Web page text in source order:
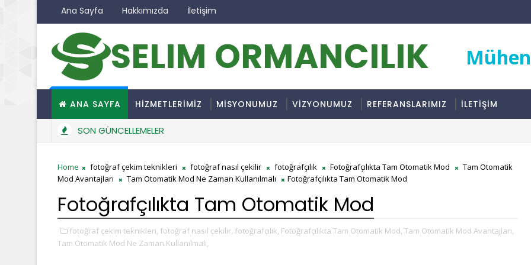
Ana Sayfa Hakkımızda İletişim
SELIM ORMANCILIK
ANA SAYFA HİZMETLERİMİZ MİSYONUMUZ VİZYONUMUZ REFERANSLARIMIZ İLETİŞİM
SON GÜNCELLEMELER
Home fotoğraf çekim teknikleri fotoğraf nasıl çekilir fotoğrafçılık Fotoğrafçılıkta Tam Otomatik Mod
Tam Otomatik
Mod Avantajları
Tam Otomatik Mod Ne Zaman Kullanılmalı Fotoğrafçılıkta Tam Otomatik Mod
Fotoğrafçılıkta Tam Otomatik Mod
fotoğraf çekim teknikleri, fotoğraf nasıl çekilir, fotoğrafçılık, Fotoğrafçılıkta Tam Otomatik Mod, Tam Otomatik Mod Avantajları,
Tam Otomatik Mod Ne Zaman Kullanılmalı,